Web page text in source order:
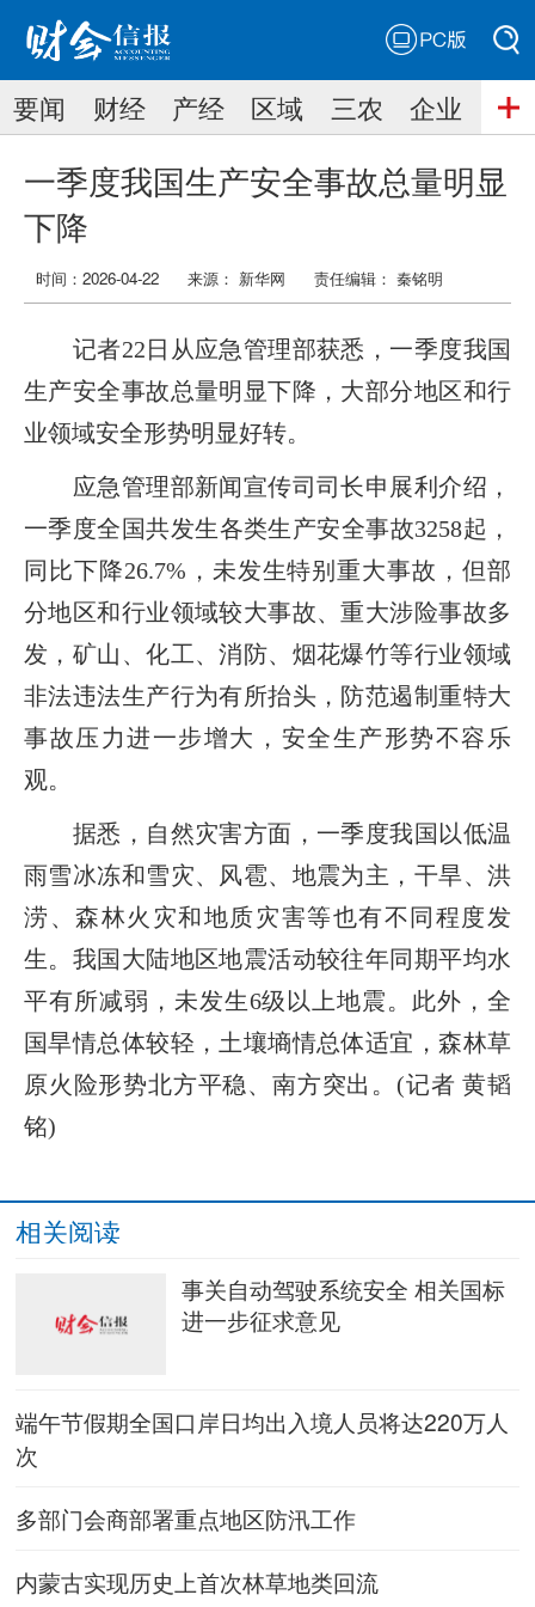
搜索
搜索
要闻 财经 产经 区域 三农 企业
一季度我国生产安全事故总量明显
下降
时间：2026-04-22 来源： 新华网 责任编辑： 秦铭明
记者22日从应急管理部获悉，一季度我国
生产安全事故总量明显下降，大部分地区和行
业领域安全形势明显好转。
应急管理部新闻宣传司司长申展利介绍，
一季度全国共发生各类生产安全事故3258起，
同比下降26.7%，未发生特别重大事故，但部
分地区和行业领域较大事故、重大涉险事故多
发，矿山、化工、消防、烟花爆竹等行业领域
非法违法生产行为有所抬头，防范遏制重特大
事故压力进一步增大，安全生产形势不容乐
观。
据悉，自然灾害方面，一季度我国以低温
雨雪冰冻和雪灾、风雹、地震为主，干旱、洪
涝、森林火灾和地质灾害等也有不同程度发
生。我国大陆地区地震活动较往年同期平均水
平有所减弱，未发生6级以上地震。此外，全
国旱情总体较轻，土壤墒情总体适宜，森林草
原火险形势北方平稳、南方突出。(记者 黄韬
铭)
相关阅读
事关自动驾驶系统安全 相关国标
进一步征求意见
端午节假期全国口岸日均出入境人员将达220万人
次
多部门会商部署重点地区防汛工作
内蒙古实现历史上首次林草地类回流